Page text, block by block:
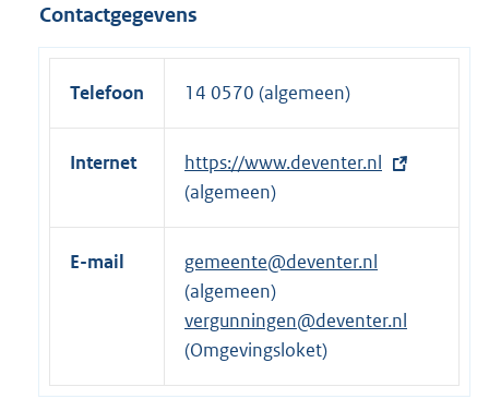
n
k
e
l
k
Contactgegevens
Telefoon 14 0570 (algemeen)
Internet
E
x
t
r
e
i
https://www.deventer.nl
(algemeen)
E-mail
gemeente@deventer.nl
(algemeen)
vergunningen@deventer.nl
(Omgevingsloket)